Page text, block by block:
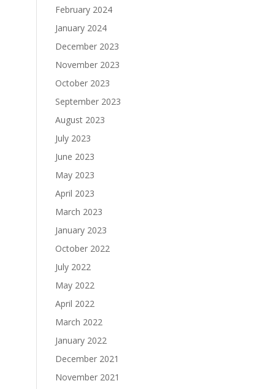
February 2024
January 2024
December 2023
November 2023
October 2023
September 2023
August 2023
July 2023
June 2023
May 2023
April 2023
March 2023
January 2023
October 2022
July 2022
May 2022
April 2022
March 2022
January 2022
December 2021
November 2021